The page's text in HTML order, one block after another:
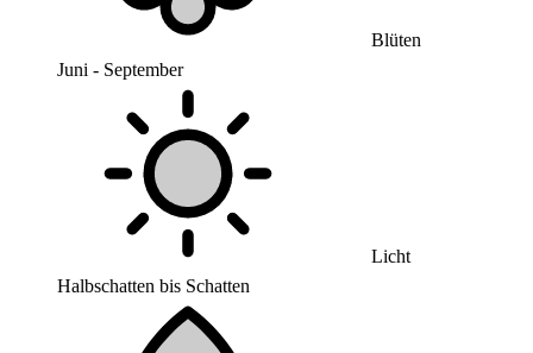
Blüten
Juni - September
Licht
Halbschatten bis Schatten